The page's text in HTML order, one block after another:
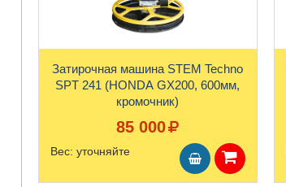
Затирочная машина STEM Techno
SPT 241 (HONDA GX200, 600мм,
кромочник)
85 000
Вес: уточняйте